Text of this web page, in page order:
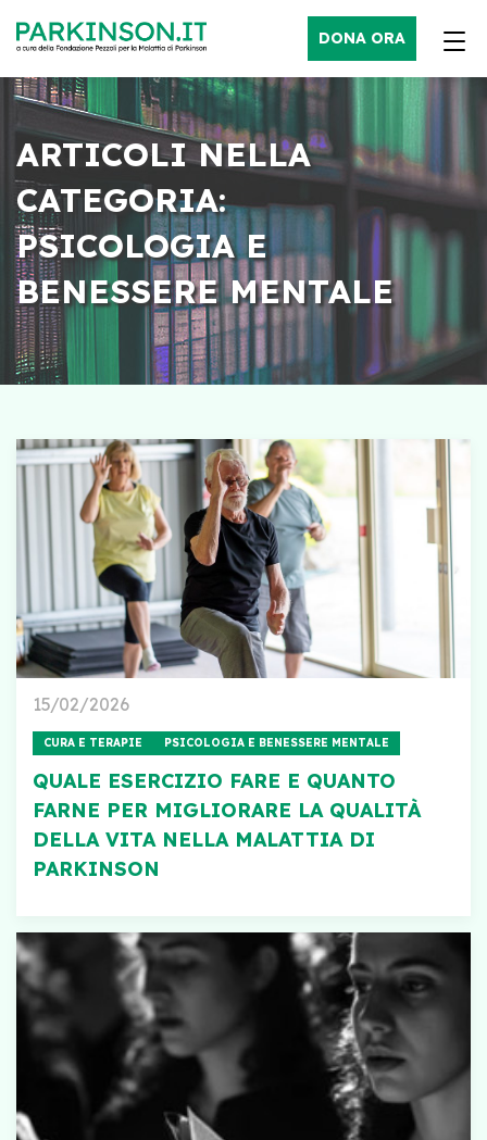
DONA ORA
ARTICOLI NELLA
CATEGORIA:
PSICOLOGIA E
BENESSERE MENTALE
15/02/2026
CURA E TERAPIE PSICOLOGIA E BENESSERE MENTALE
QUALE ESERCIZIO FARE E QUANTO
FARNE PER MIGLIORARE LA QUALITÀ
DELLA VITA NELLA MALATTIA DI
PARKINSON